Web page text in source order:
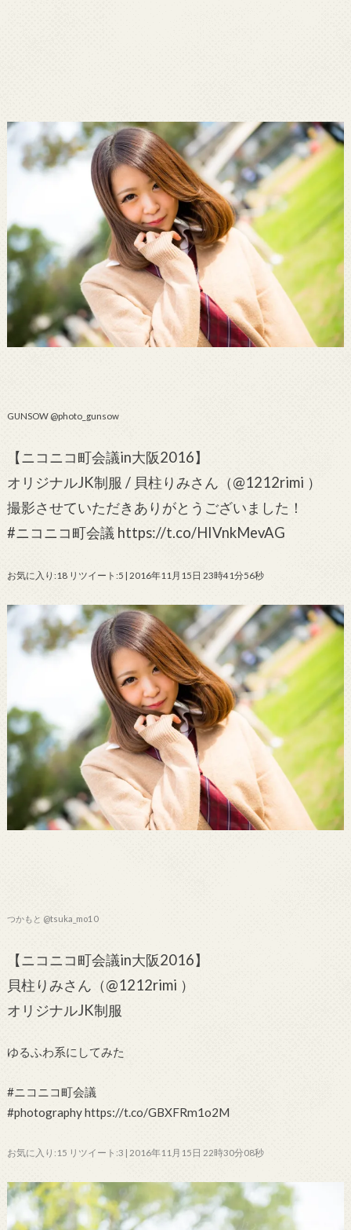
GUNSOW @photo_gunsow
【ニコニコ町会議in大阪2016】
オリジナルJK制服 / 貝柱りみさん（@1212rimi ）
撮影させていただきありがとうございました！
#ニコニコ町会議 https://t.co/HIVnkMevAG
お気に入り:18 リツイート:5 | 2016年11月15日 23時41分56秒
つかもと @tsuka_mo10
【ニコニコ町会議in大阪2016】
貝柱りみさん（@1212rimi ）
オリジナルJK制服
ゆるふわ系にしてみた
#ニコニコ町会議
#photography https://t.co/GBXFRm1o2M
お気に入り:15 リツイート:3 | 2016年11月15日 22時30分08秒